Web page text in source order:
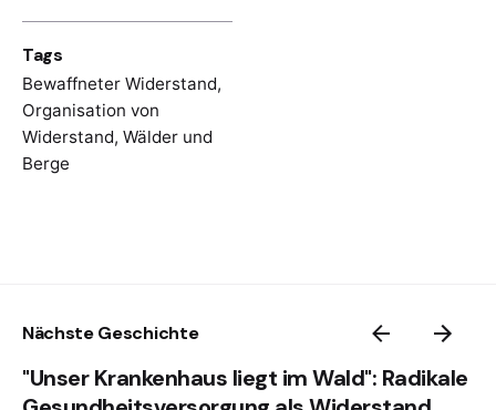
Tags
Bewaffneter Widerstand,
Organisation von
Widerstand, Wälder und
Berge
Nächste Geschichte
"Unser Krankenhaus liegt im Wald": Radikale